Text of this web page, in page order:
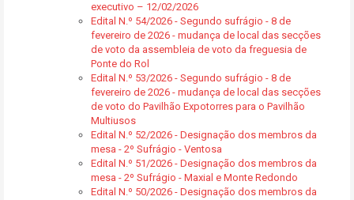
executivo – 12/02/2026
Edital N.º 54/2026 - Segundo sufrágio - 8 de
fevereiro de 2026 - mudança de local das secções
de voto da assembleia de voto da freguesia de
Ponte do Rol
Edital N.º 53/2026 - Segundo sufrágio - 8 de
fevereiro de 2026 - mudança de local das secções
de voto do Pavilhão Expotorres para o Pavilhão
Multiusos
Edital N.º 52/2026 - Designação dos membros da
mesa - 2º Sufrágio - Ventosa
Edital N.º 51/2026 - Designação dos membros da
mesa - 2º Sufrágio - Maxial e Monte Redondo
Edital N.º 50/2026 - Designação dos membros da